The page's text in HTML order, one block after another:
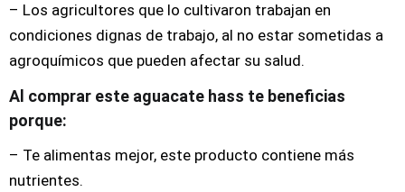
– Los agricultores que lo cultivaron trabajan en
condiciones dignas de trabajo, al no estar sometidas a
agroquímicos que pueden afectar su salud.
Al comprar este aguacate hass te beneficias
porque:
– Te alimentas mejor, este producto contiene más
nutrientes.